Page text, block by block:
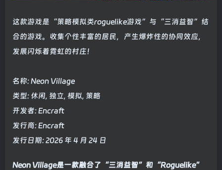
这款游戏是“策略模拟类roguelike游戏”与“三消益智”结
合的游戏。收集个性丰富的居民，产生爆炸性的协同效应，
发展闪烁着霓虹的村庄！
名称: Neon Village
类型: 休闲, 独立, 模拟, 策略
开发者: Encraft
发行商: Encraft
发行日期: 2026 年 4 月 24 日
Neon Village是一款融合了“三消益智”和“Roguelike”